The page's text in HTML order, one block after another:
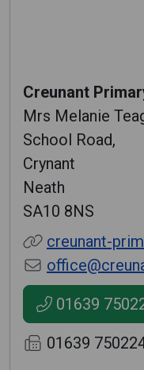
Creunant
Mrs Melanie
School Road,
Crynant
Neath
SA10 8NS
creunant-
01639
01639